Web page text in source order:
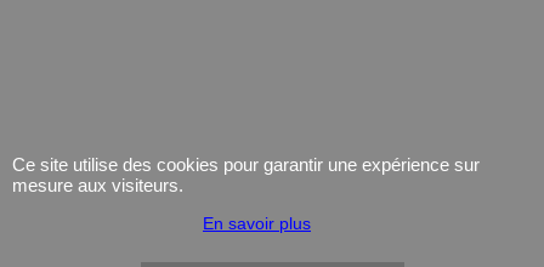
avec le logiciel
eCommerce ShopFactory
Ce site utilise des cookies pour garantir une expérience sur
mesure aux visiteurs.
En savoir plus